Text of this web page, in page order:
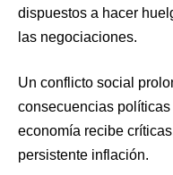
dispuestos a hacer
las negociaciones.
Un conflicto social
consecuencias
economía recibe
persistente inflación.